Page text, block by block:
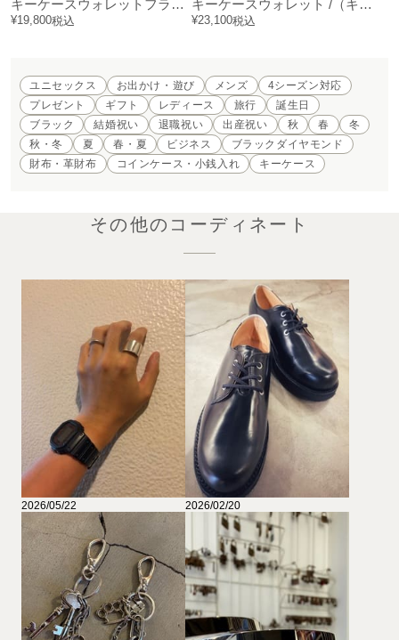
キーケースウォレットフラグメントケース オーバル
¥19,800税込
キーケースウォレット /（キーケース一体型財布）
¥23,100税込
ユニセックス お出かけ・遊び メンズ
4シーズン対応
プレゼント
ギフト レディース 旅行
誕生日
ブラック
結婚祝い 退職祝い 出産祝い 秋 春
冬
秋・冬
夏 春・夏 ビジネス
ブラックダイヤモンド
財布・革財布
コインケース・小銭入れ キーケース
その他のコーディネート
2026/05/22 2026/02/20